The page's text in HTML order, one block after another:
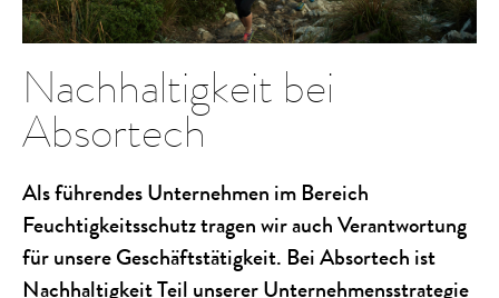
Nachhaltigkeit bei
Absortech
Als führendes Unternehmen im Bereich
Feuchtigkeitsschutz tragen wir auch Verantwortung
für unsere Geschäftstätigkeit. Bei Absortech ist
Nachhaltigkeit Teil unserer Unternehmensstrategie